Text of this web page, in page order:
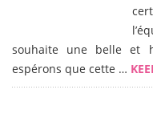
souhaite une belle et
espérons que cette …